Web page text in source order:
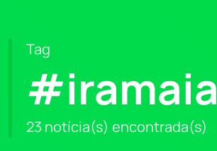
Tag
#iramaia
23 notícia(s) encontrada(s)